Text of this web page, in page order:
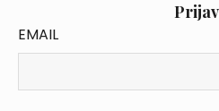
EMAIL